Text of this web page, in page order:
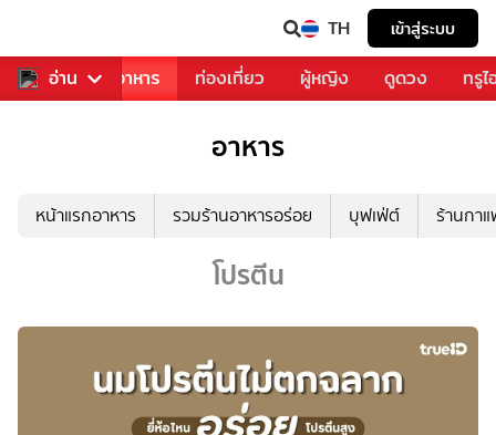
TH เข้าสู่ระบบ
อ่าน
การเพลง อาหาร ท่องเที่ยว ผู้หญิง ดูดวง ทรู
อาหาร
หน้าแรกอาหาร รวมร้านอาหารอร่อย บุฟเฟ่ต์ ร้านกา
โปรตีน